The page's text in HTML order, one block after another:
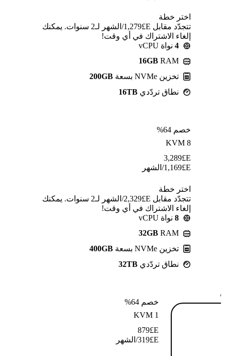
اختر خطة
تتجدّد مقابل E£⁦1,279⁩/الشهر لـ2 سنوات. يمكنك
إلغاء الاشتراك في أي وقت!
4 نواة vCPU
16GB RAM
تخزين NVMe بسعة
200GB
نطاق تردّدي 16TB
خصم 64%
KVM 8
E£
3,289
E£
1,169/الشهر
اختر خطة
تتجدّد مقابل E£⁦2,329⁩/الشهر لـ2 سنوات. يمكنك
إلغاء الاشتراك في أي وقت!
8 نواة vCPU
32GB RAM
تخزين NVMe بسعة
400GB
نطاق تردّدي 32TB
خصم 64%
KVM 1
E£
879
E£
319/الشهر